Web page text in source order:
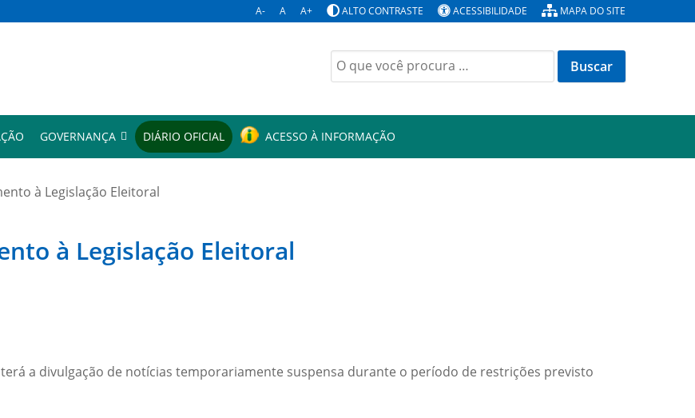
A- A A+ ALTO CONTRASTE ACESSIBILIDADE MAPA DO SITE
Buscar
por:
GOVERNANÇA DIÁRIO OFICIAL ACESSO À INFORMAÇÃO
à Legislação Eleitoral
à Legislação Eleitoral
a divulgação de notícias temporariamente suspensa durante o período de restrições previsto